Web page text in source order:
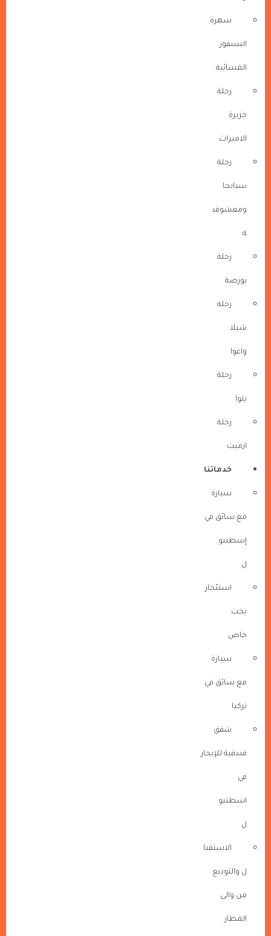
سهرة
البسفور
المسائية
رحلة
جزيرة
الاميرات
رحلة
سبانجا
ومعشوقي
ة
رحلة
بورصة
رحلة
شيلا
واغوا
رحلة
يلوا
رحلة
ازميت
خدماتنا
سيارة
مع سائق في
إسطنبو
ل
استئجار
يخت
خاص
سيارة
مع سائق في
تركيا
شقق
فندقية للإيجار
في
اسطنبو
ل
الاستقبا
ل والتوديع
من والى
المطار